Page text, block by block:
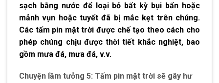
sạch bằng nước để loại bỏ bất kỳ bụi bẩn hoặc
mảnh vụn hoặc tuyết đã bị mắc kẹt trên chúng.
Các tấm pin mặt trời được chế tạo theo cách cho
phép chúng chịu được thời tiết khắc nghiệt, bao
gồm mưa đá, mưa đá, v.v.
Chuyện lầm tưởng 5: Tấm pin mặt trời sẽ gây hư